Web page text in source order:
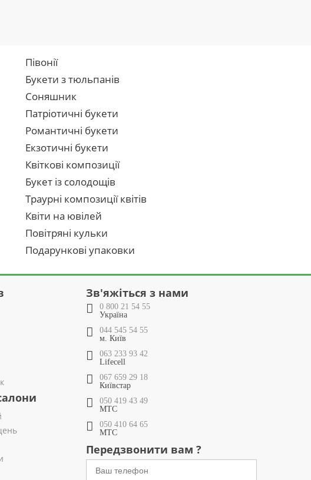
Півонії
Букети з тюльпанів
Соняшник
Патріотичні букети
Романтичні букети
Екзотичні букети
Квіткові композиції
Букет із солодощів
Траурні композиції квітів
Квіти на ювілей
Повітряні кульки
Подарункові упаковки
Зв'яжіться з нами
0 800 21 54 55
Україна
044 545 54 55
м. Київ
063 233 93 42
Lifecell
067 659 29 18
Київстар
050 419 43 49
МТС
050 410 64 65
МТС
Передзвонити вам ?